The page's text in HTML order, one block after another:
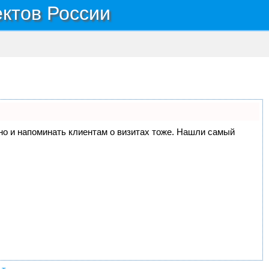
России
и напоминать клиентам о визитах тоже. Нашли самый